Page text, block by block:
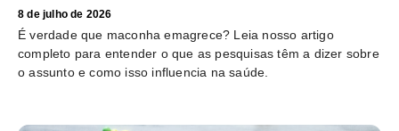
8 de julho de 2026
É verdade que maconha emagrece? Leia nosso artigo
completo para entender o que as pesquisas têm a dizer sobre
o assunto e como isso influencia na saúde.